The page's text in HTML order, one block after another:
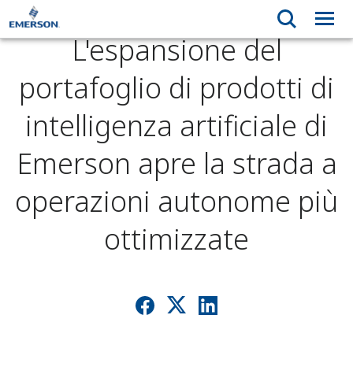
L'espansione del
portafoglio di prodotti di
intelligenza artificiale di
Emerson apre la strada a
operazioni autonome più
ottimizzate